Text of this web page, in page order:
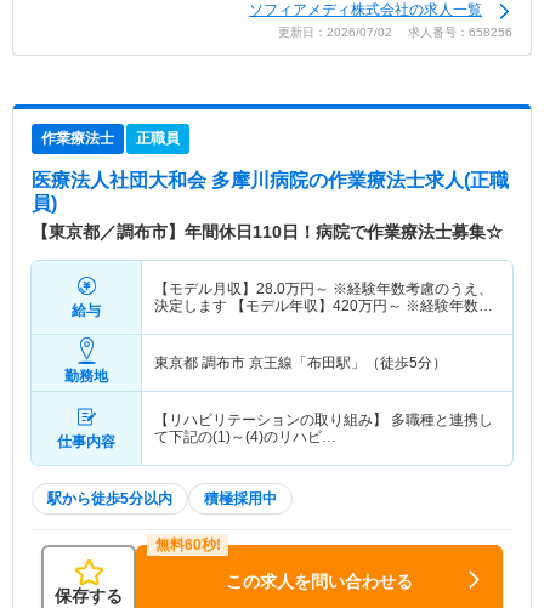
ソフィアメディ株式会社の求人一覧
更新日：2026/07/02 求人番号：658256
作業療法士 正職員
医療法人社団大和会 多摩川病院の作業療法士求人(正職
員)
【東京都／調布市】年間休日110日！病院で作業療法士募集☆
給与
【モデル月収】 28.0万円～ ※経験年数考慮のうえ、
決定します 【モデル年収】 420万円～ ※経験年数考
勤務地
東京都 調布市 京王線「布田駅」（徒歩5分）
仕事内容
【リハビリテーションの取り組み】 多職種と連携し
て下記の(1)～(4)のリハビ…
駅から徒歩5分以内 積極採用中
保存する
この求人を問い合わせる